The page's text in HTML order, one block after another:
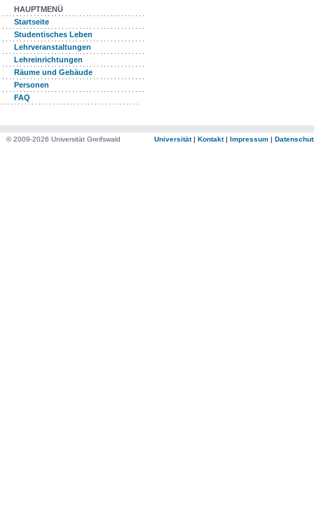
HAUPTMENÜ
Startseite
Studentisches Leben
Lehrveranstaltungen
Lehreinrichtungen
Räume und Gebäude
Personen
FAQ
© 2009-2026 Universität Greifswald Universität| Kontakt| Impressum |